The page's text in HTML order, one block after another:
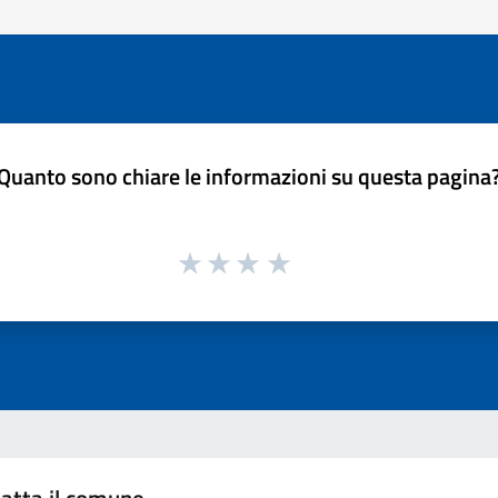
sono chiare le informazioni su questa